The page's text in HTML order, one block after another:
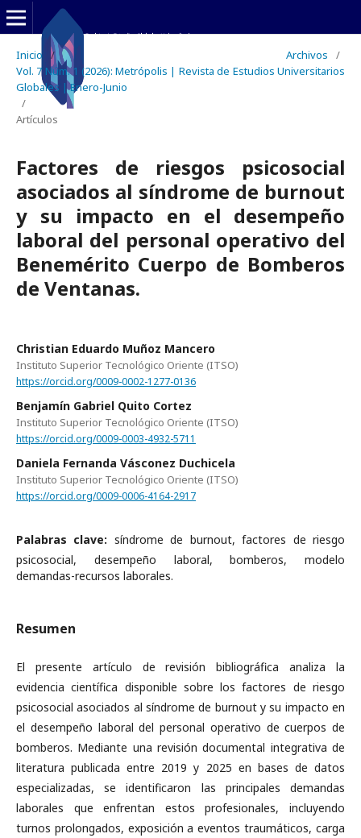
Inicio / Archivos
/
Vol. 7 Núm. 1 (2026): Metrópolis | Revista de Estudios Universitarios
Globales | Enero-Junio
/
Artículos
Factores de riesgos psicosocial
asociados al síndrome de burnout
y su impacto en el desempeño
laboral del personal operativo del
Benemérito Cuerpo de Bomberos
de Ventanas.
Christian Eduardo Muñoz Mancero
Instituto Superior Tecnológico Oriente (ITSO)
https://orcid.org/0009-0002-1277-0136
Benjamín Gabriel Quito Cortez
Instituto Superior Tecnológico Oriente (ITSO)
https://orcid.org/0009-0003-4932-5711
Daniela Fernanda Vásconez Duchicela
Instituto Superior Tecnológico Oriente (ITSO)
https://orcid.org/0009-0006-4164-2917
Palabras clave: síndrome de burnout, factores de riesgo
psicosocial, desempeño laboral, bomberos, modelo
demandas-recursos laborales.
Resumen
El presente artículo de revisión bibliográfica analiza la
evidencia científica disponible sobre los factores de riesgo
psicosocial asociados al síndrome de burnout y su impacto en
el desempeño laboral del personal operativo de cuerpos de
bomberos. Mediante una revisión documental integrativa de
literatura publicada entre 2019 y 2025 en bases de datos
especializadas, se identificaron las principales demandas
laborales que enfrentan estos profesionales, incluyendo
turnos prolongados, exposición a eventos traumáticos, carga